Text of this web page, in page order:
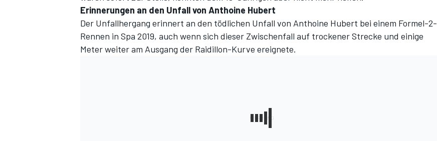
SPORTWAGEN
Erinnerungen an den Unfall von Anthoine Hubert
Der Unfallhergang erinnert an den tödlichen Unfall von Anthoine Hubert bei einem Formel-2-
Rennen in Spa 2019, auch wenn sich dieser Zwischenfall auf trockener Strecke und einige
Meter weiter am Ausgang der Raidillon-Kurve ereignete.